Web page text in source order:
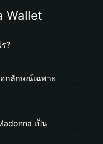
Wallet
?
กลักษณ์เฉพาะ
เป็น